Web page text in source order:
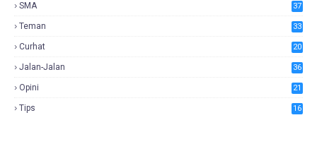
SMA 37
Teman 33
Curhat 20
Jalan-Jalan 36
Opini 21
Tips 16